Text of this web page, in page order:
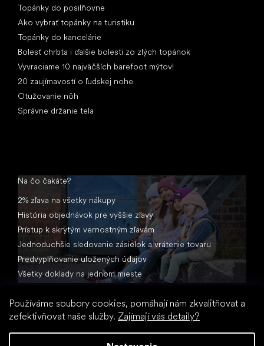
Používáme soubory cookies, pomáhají nám zkvalitňovat a
zefektivňovat naše služby. Zajímají vás detaily?
Topánky do posilňovne
Ako vybrať topánky na turistiku
Topánky do kancelárie
Bolesť chrbta i ďalšie bolesti zo zlých topánok
Vyvraciame 10 najväčších barefoot mýtov!
20 zaujímavostí o ľudskej nohe
Otužovanie nôh
Správne držanie tela
Na čo čakáte?
2% zľava na všetky nákupy
História objednávok pre vyššie zľavy
Prístup k skrytým vernostným zľavám
Jednoduchšie sledovanie zásielok a vrátenie tovaru
Predvyplňovanie uložených údajov
Všetky doklady na jednom mieste